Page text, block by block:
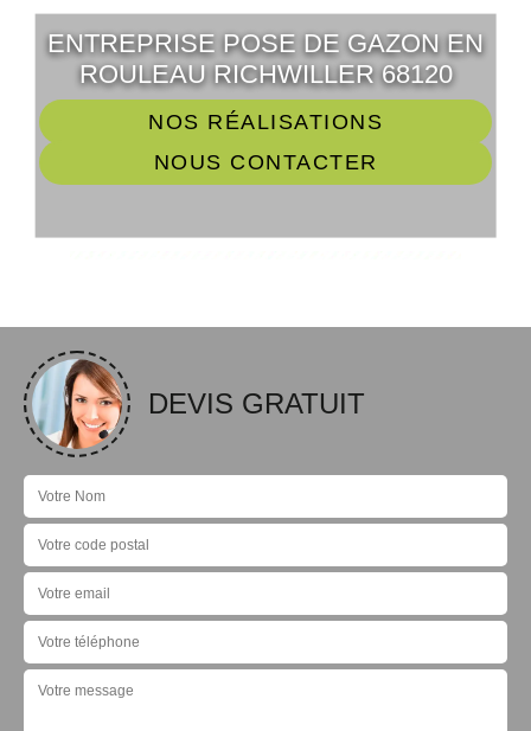
ENTREPRISE POSE DE GAZON EN
ROULEAU RICHWILLER 68120
NOS RÉALISATIONS
NOUS CONTACTER
DEVIS GRATUIT